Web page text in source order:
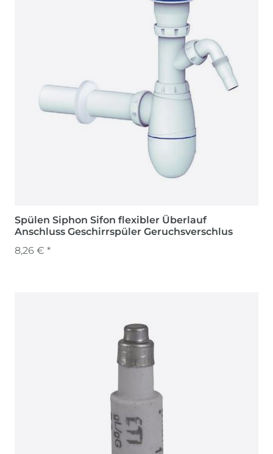
Spülen Siphon Sifon flexibler Überlauf
Anschluss Geschirrspüler Geruchsverschlus
8,26 € *